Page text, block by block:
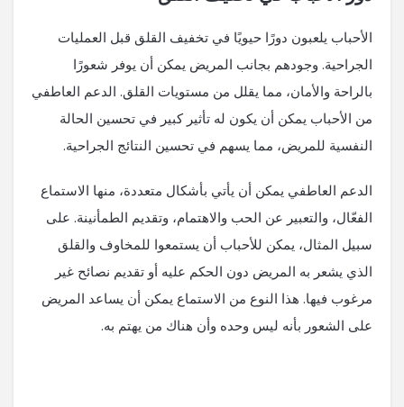
الأحباب يلعبون دورًا حيويًا في تخفيف القلق قبل العمليات
الجراحية. وجودهم بجانب المريض يمكن أن يوفر شعورًا
بالراحة والأمان، مما يقلل من مستويات القلق. الدعم العاطفي
من الأحباب يمكن أن يكون له تأثير كبير في تحسين الحالة
النفسية للمريض، مما يسهم في تحسين النتائج الجراحية.
الدعم العاطفي يمكن أن يأتي بأشكال متعددة، منها الاستماع
الفعّال، والتعبير عن الحب والاهتمام، وتقديم الطمأنينة. على
سبيل المثال، يمكن للأحباب أن يستمعوا للمخاوف والقلق
الذي يشعر به المريض دون الحكم عليه أو تقديم نصائح غير
مرغوب فيها. هذا النوع من الاستماع يمكن أن يساعد المريض
على الشعور بأنه ليس وحده وأن هناك من يهتم به.